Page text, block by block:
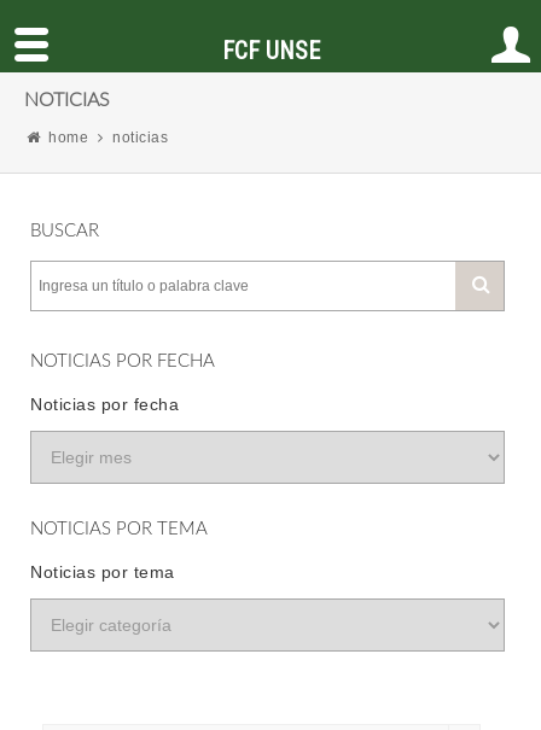
NOTICIAS
home noticias
BUSCAR
NOTICIAS POR FECHA
Noticias por fecha
NOTICIAS POR TEMA
Noticias por tema
FCF UNSE